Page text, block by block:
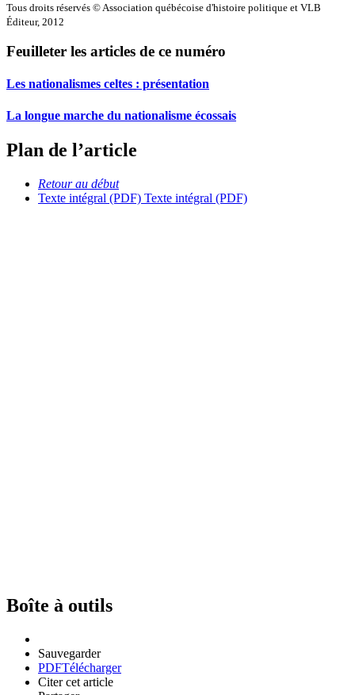
Tous droits réservés © Association québécoise d'histoire politique et VLB
Éditeur, 2012
Feuilleter les articles de ce numéro
Les nationalismes celtes : présentation
La longue marche du nationalisme écossais
Plan de l’article
Retour au début
Texte intégral (PDF) Texte intégral (PDF)
Boîte à outils
Sauvegarder
PDFTélécharger
Citer cet article